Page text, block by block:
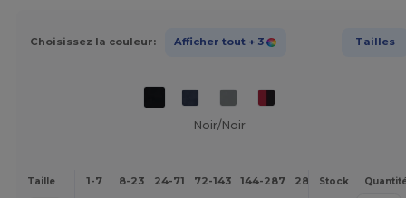
Choisissez la couleur: Afficher tout + 3 Tailles
Noir/Noir
Taille 1-7 8-23 24-71 72-143 144-287 288 + Plus
Stock